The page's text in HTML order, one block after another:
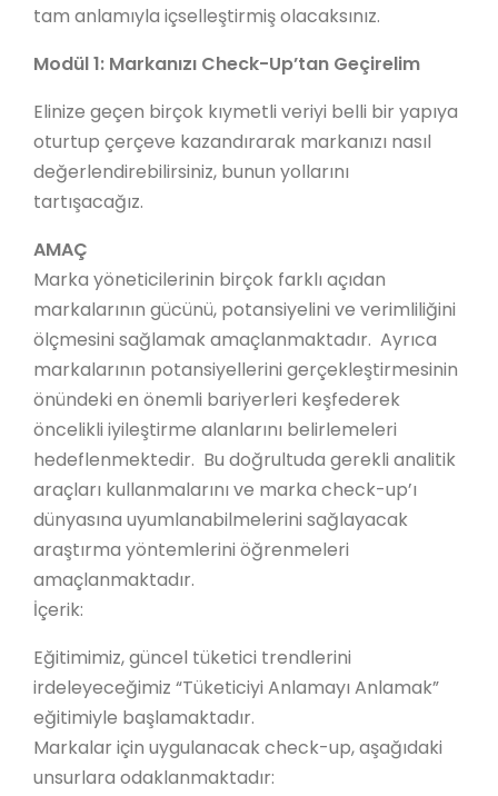
tam anlamıyla içselleştirmiş olacaksınız.
Modül 1: Markanızı Check-Up’tan Geçirelim
Elinize geçen birçok kıymetli veriyi belli bir yapıya
oturtup çerçeve kazandırarak markanızı nasıl
değerlendirebilirsiniz, bunun yollarını
tartışacağız.
AMAÇ
Marka yöneticilerinin birçok farklı açıdan
markalarının gücünü, potansiyelini ve verimliliğini
ölçmesini sağlamak amaçlanmaktadır. Ayrıca
markalarının potansiyellerini gerçekleştirmesinin
önündeki en önemli bariyerleri keşfederek
öncelikli iyileştirme alanlarını belirlemeleri
hedeflenmektedir. Bu doğrultuda gerekli analitik
araçları kullanmalarını ve marka check-up’ı
dünyasına uyumlanabilmelerini sağlayacak
araştırma yöntemlerini öğrenmeleri
amaçlanmaktadır.
İçerik:
Eğitimimiz, güncel tüketici trendlerini
irdeleyeceğimiz “Tüketiciyi Anlamayı Anlamak”
eğitimiyle başlamaktadır.
Markalar için uygulanacak check-up, aşağıdaki
unsurlara odaklanmaktadır: